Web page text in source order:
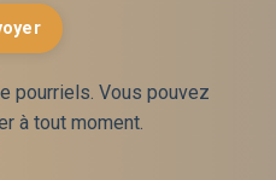
pourriels. Vous pouvez
à tout moment.